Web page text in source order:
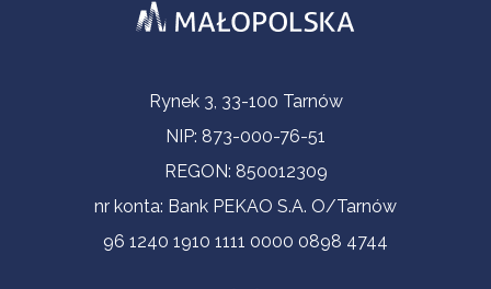
Informacje kontaktoweRynek 3, 33-100 Tarnów
NIP: 873-000-76-51
REGON: 850012309
nr konta: Bank PEKAO S.A. O/Tarnów
96 1240 1910 1111 0000 0898 4744